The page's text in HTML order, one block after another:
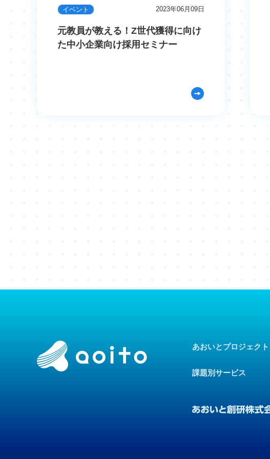
イベント 2023年06月09日
元教員が教える！Z世代獲得に向け
た中小企業向け採用セミナー
あおいとプロジェクト
課題別サービス